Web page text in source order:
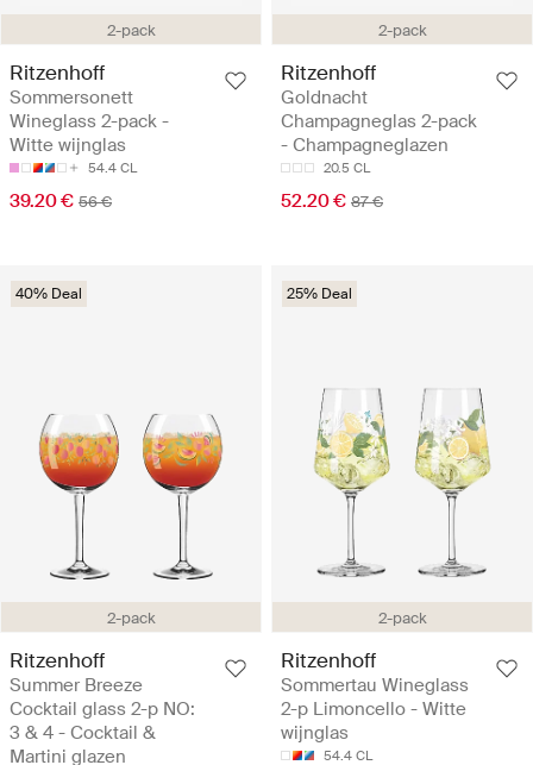
2-pack
Ritzenhoff
Sommersonett
Wineglass 2-pack -
Witte wijnglas
54.4 CL
39.20 € 56 €
2-pack
Ritzenhoff
Goldnacht
Champagneglas 2-pack
- Champagneglazen
20.5 CL
52.20 € 87 €
2-pack
40% Deal
Ritzenhoff
Summer Breeze
Cocktail glass 2-p NO:
3 & 4 - Cocktail &
Martini glazen
2-pack
25% Deal
Ritzenhoff
Sommertau Wineglass
2-p Limoncello - Witte
wijnglas
54.4 CL